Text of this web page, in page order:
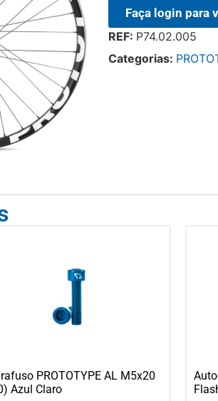
Faça login para
REF: P74.02.005
Categorias:
PROTOTYPE AL M5x20
Azul Claro